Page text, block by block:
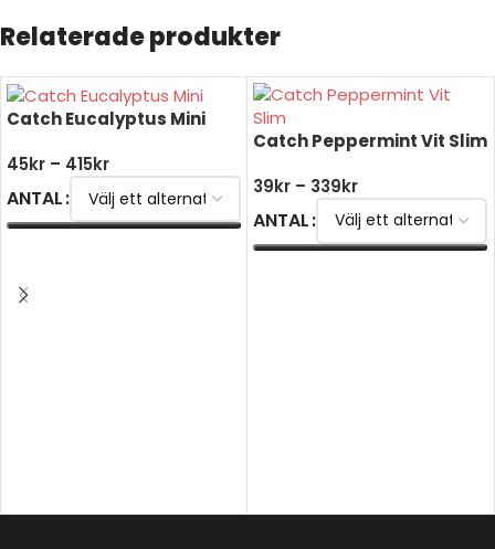
Relaterade produkter
Catch Eucalyptus Mini
45kr – 415kr
ANTAL
Catch Peppermint Vit Slim
39kr – 339kr
ANTAL